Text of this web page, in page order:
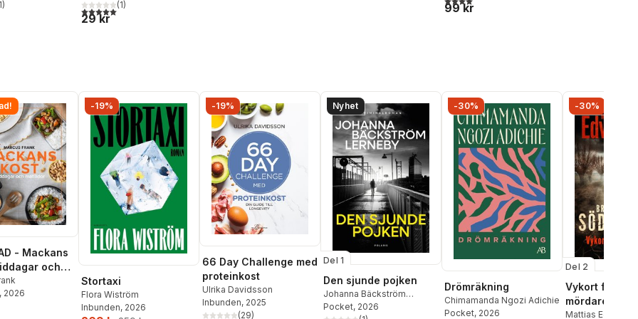
Totalt antal röster:
1)
5,0utav 5 stjärnor. Totalt antal röster:
(1)
29 kr
99 kr
- Mackans
och
, 2026
-19%
Stortaxi
Flora Wiström
Inbunden, 2026
-19%
66 Day Challenge med
proteinkost
Ulrika Davidsson
Inbunden, 2025
(29)
Nyhet
Del 1
Den sjunde pojken
Johanna Bäckström
Lerneby
Pocket, 2026
-30%
Drömräkning
Chimamanda Ngozi Adichie
Pocket, 2026
-30%
Del 2
Vykort från en
mördare
Mattias